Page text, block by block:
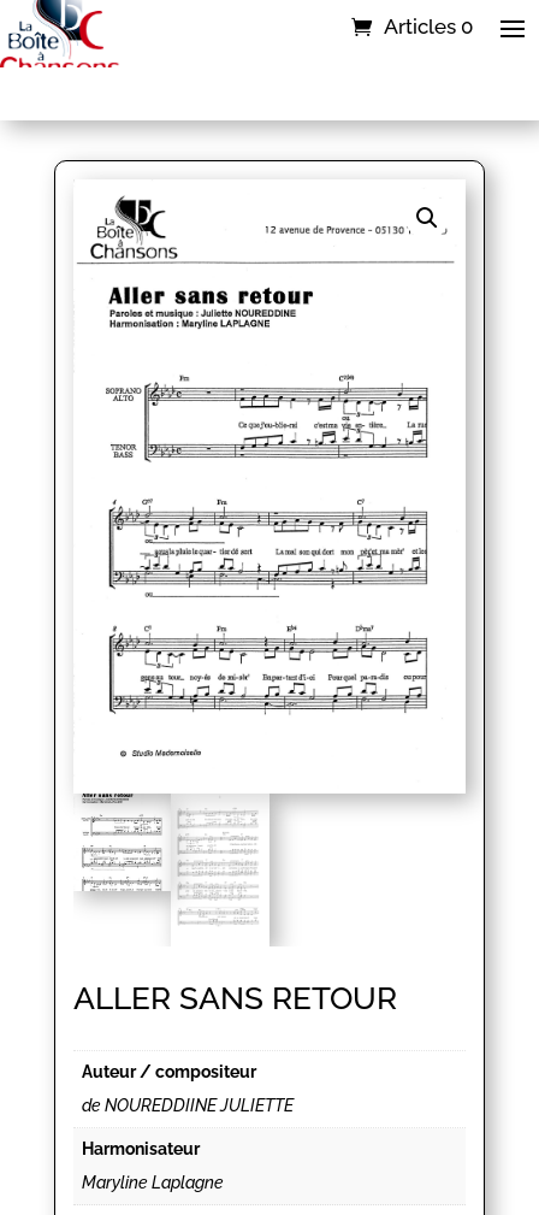
Articles 0
ALLER SANS RETOUR
Auteur / compositeur
de NOUREDDIINE JULIETTE
Harmonisateur
Maryline Laplagne